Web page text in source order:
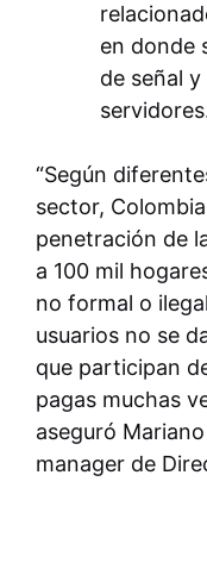
en donde
de señal
“Según
sector,
penetración de
a 100 mil
no formal o
usuarios no se
que participan
pagas muchas
aseguró
manager de